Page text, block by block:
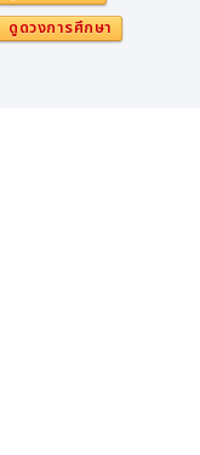
ดูดวงการศึกษา